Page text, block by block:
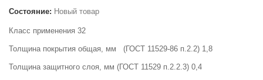
Состояние: Новый товар
Класс применения 32
Толщина покрытия общая, мм (ГОСТ 11529-86 п.2.2) 1,8
Толщина защитного слоя, мм (ГОСТ 11529 п.2.2.3) 0,4